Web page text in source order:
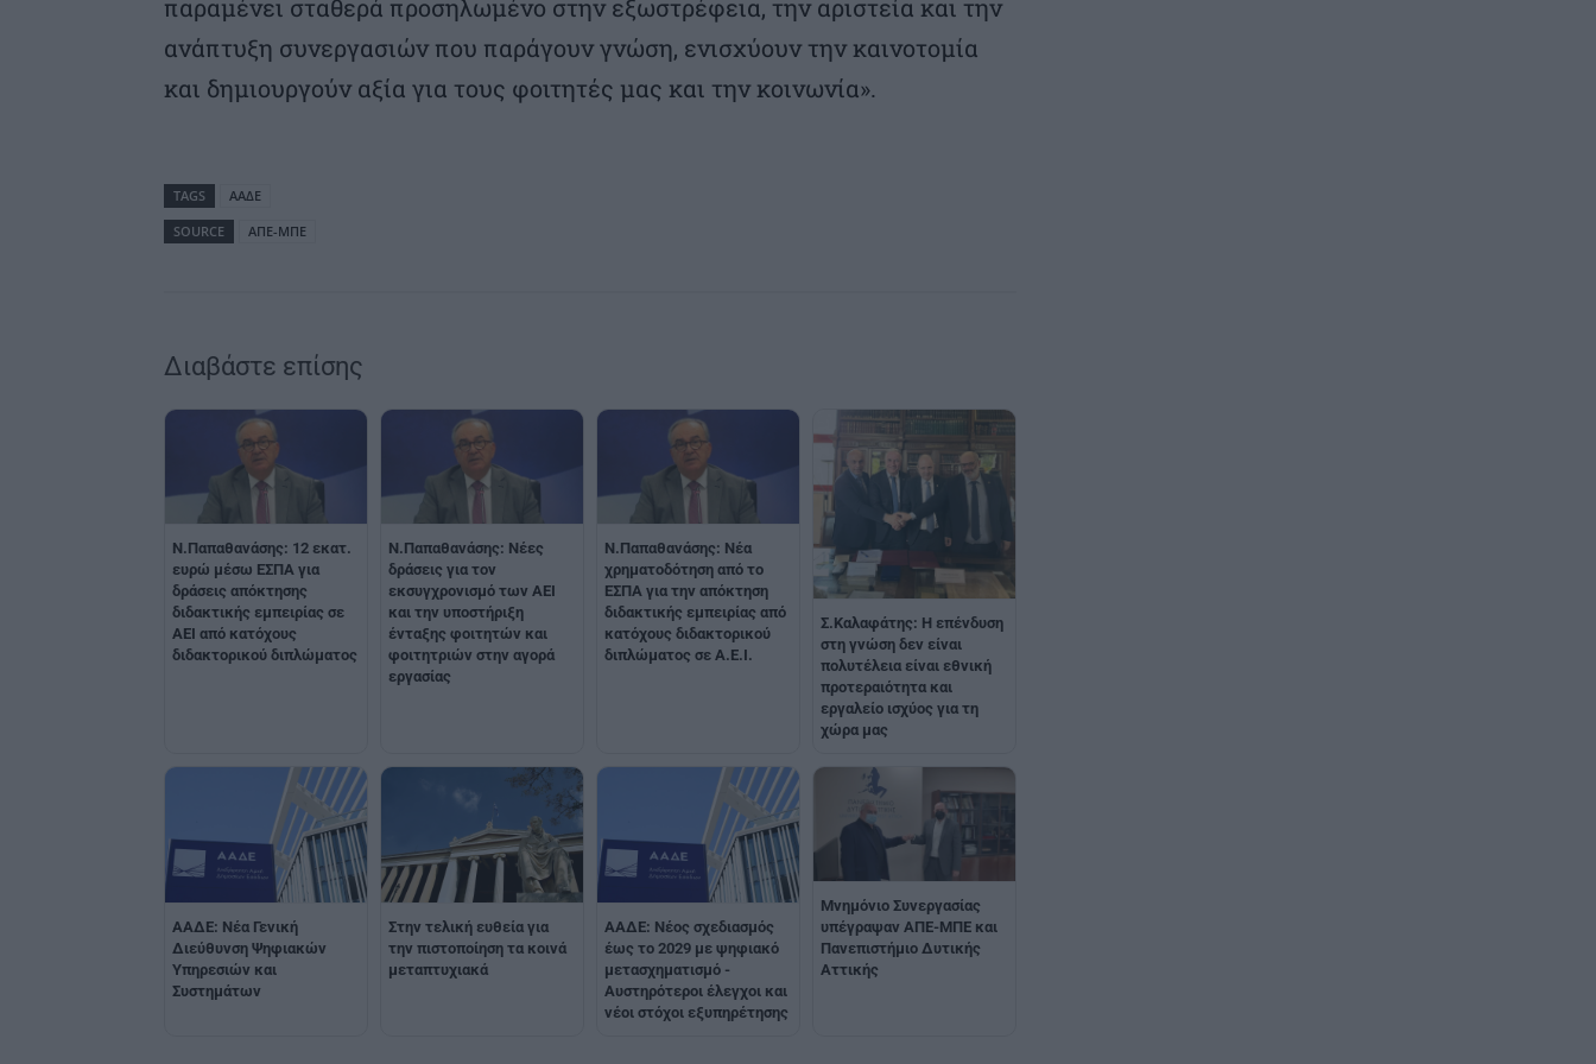
παραμένει σταθερά προσηλωμένο στην εξωστρέφεια, την αριστεία και την
ανάπτυξη συνεργασιών που παράγουν γνώση, ενισχύουν την καινοτομία
και δημιουργούν αξία για τους φοιτητές μας και την κοινωνία».
TAGS
ΑΑΔΕ
SOURCE
ΑΠΕ-ΜΠΕ
Διαβάστε επίσης
Ν.Παπαθανάσης: 12 εκατ.
ευρώ μέσω ΕΣΠΑ για
δράσεις απόκτησης
διδακτικής εμπειρίας σε
ΑΕΙ από κατόχους
διδακτορικού διπλώματος
Ν.Παπαθανάσης: Νέες
δράσεις για τον
εκσυγχρονισμό των ΑΕΙ
και την υποστήριξη
ένταξης φοιτητών και
φοιτητριών στην αγορά
εργασίας
Ν.Παπαθανάσης: Νέα
χρηματοδότηση από το
ΕΣΠΑ για την απόκτηση
διδακτικής εμπειρίας από
κατόχους διδακτορικού
διπλώματος σε Α.Ε.Ι.
Σ.Καλαφάτης: Η επένδυση
στη γνώση δεν είναι
πολυτέλεια είναι εθνική
προτεραιότητα και
εργαλείο ισχύος για τη
χώρα μας
ΑΑΔΕ: Νέα Γενική
Διεύθυνση Ψηφιακών
Υπηρεσιών και
Συστημάτων
Στην τελική ευθεία για
την πιστοποίηση τα κοινά
μεταπτυχιακά
ΑΑΔΕ: Νέος σχεδιασμός
έως το 2029 με ψηφιακό
μετασχηματισμό -
Αυστηρότεροι έλεγχοι και
νέοι στόχοι εξυπηρέτησης
Μνημόνιο Συνεργασίας
υπέγραψαν ΑΠΕ-ΜΠΕ και
Πανεπιστήμιο Δυτικής
Αττικής